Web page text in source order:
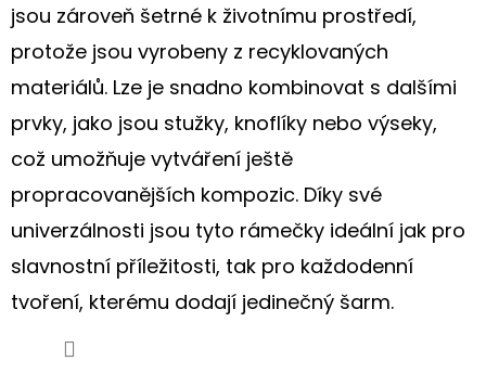
jsou zároveň šetrné k životnímu prostředí,
protože jsou vyrobeny z recyklovaných
materiálů. Lze je snadno kombinovat s dalšími
prvky, jako jsou stužky, knoflíky nebo výseky,
což umožňuje vytváření ještě
propracovanějších kompozic. Díky své
univerzálnosti jsou tyto rámečky ideální jak pro
slavnostní příležitosti, tak pro každodenní
tvoření, kterému dodají jedinečný šarm.